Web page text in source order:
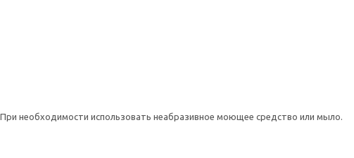
необходимости использовать неабразивное моющее средство или мыло.